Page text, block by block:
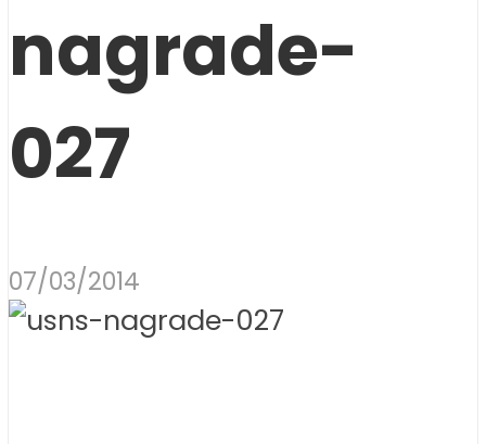
nagrade-
027
07/03/2014